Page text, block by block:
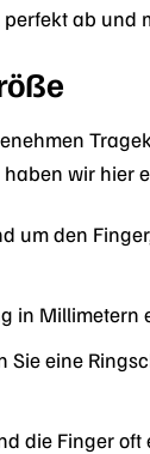
ab und
wir hier
um den
in Millimetern
Sie eine
die Finger